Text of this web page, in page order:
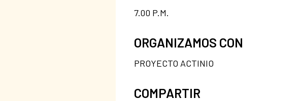
7.00 P.M.
ORGANIZAMOS CON
PROYECTO ACTINIO
COMPARTIR